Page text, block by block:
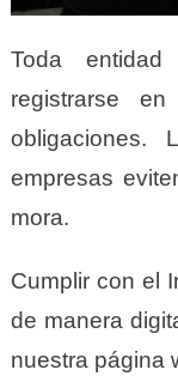
Toda
registrarse
obligaciones.
empresas
mora.
Cumplir con el
de manera
nuestra página